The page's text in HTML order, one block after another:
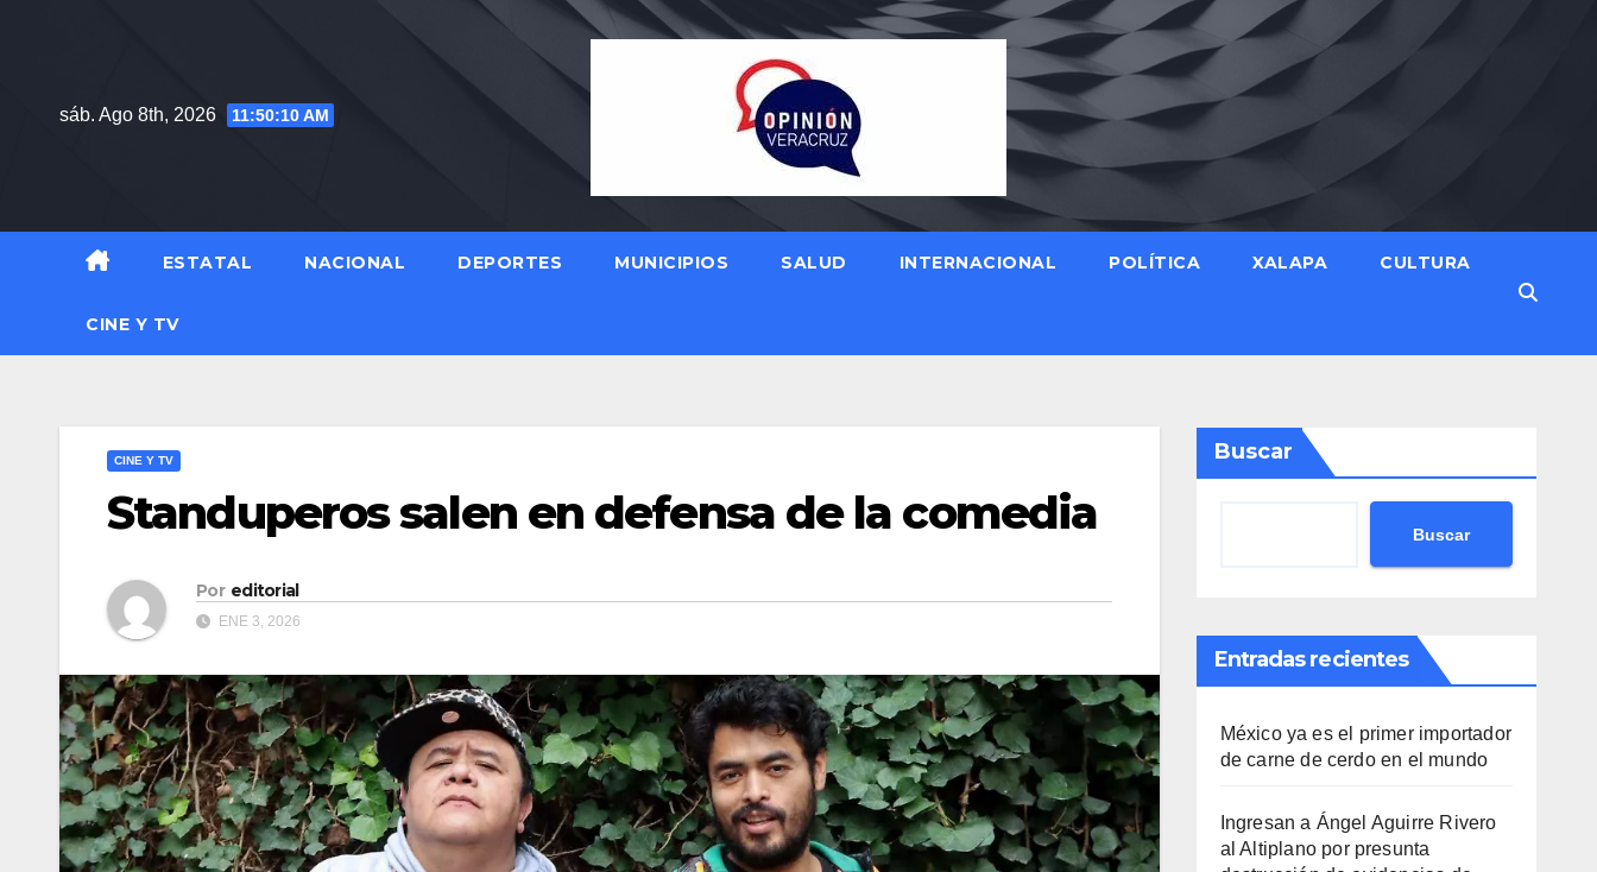
sáb. Ago 8th, 2026
11:50:12 AM
ESTATAL NACIONAL DEPORTES MUNICIPIOS SALUD INTERNACIONAL POLÍTICA XALAPA CULTURA
CINE Y TV
CINE Y TV
Standuperos salen en defensa de la comedia
Por editorial
ENE 3, 2026
Buscar
Buscar
Entradas recientes
México ya es el primer importador
de carne de cerdo en el mundo
Ingresan a Ángel Aguirre Rivero
al Altiplano por presunta